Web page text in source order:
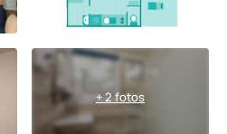
+ 2 fotos